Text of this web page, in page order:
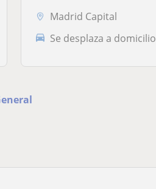
Madrid Capital
Se desplaza a domicilio